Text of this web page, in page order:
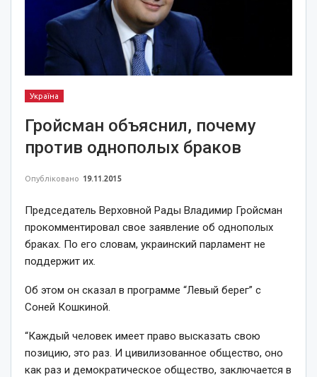
Україна
Гройсман объяснил, почему
против однополых браков
Опубліковано 19.11.2015
Председатель Верховной Рады Владимир Гройсман
прокомментировал свое заявление об однополых
браках. По его словам, украинский парламент не
поддержит их.
Об этом он сказал в программе “Левый берег” с
Соней Кошкиной.
“Каждый человек имеет право высказать свою
позицию, это раз. И цивилизованное общество, оно
как раз и демократическое общество, заключается в